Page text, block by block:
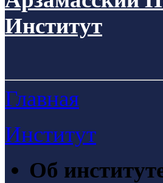
Институт
Главная
Институт
Об